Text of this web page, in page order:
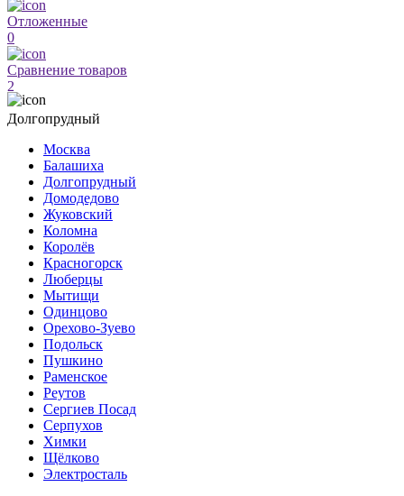
Отложенные
0
Сравнение товаров
2
Долгопрудный
Москва
Балашиха
Долгопрудный
Домодедово
Жуковский
Коломна
Королёв
Красногорск
Люберцы
Мытищи
Одинцово
Орехово-Зуево
Подольск
Пушкино
Раменское
Реутов
Сергиев Посад
Серпухов
Химки
Щёлково
Электросталь